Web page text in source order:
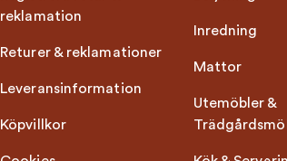
reklamation
Returer & reklamationer
Leveransinformation
Köpvillkor
Inredning
Mattor
Utemöbler &